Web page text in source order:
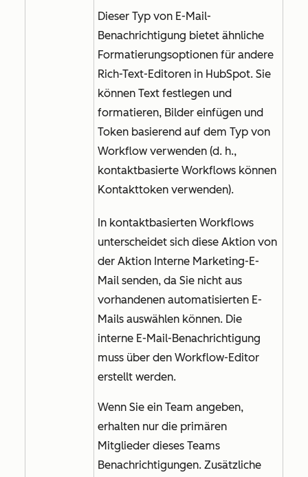
Dieser Typ von E-Mail-
Benachrichtigung bietet ähnliche
Formatierungsoptionen für andere
Rich-Text-Editoren in HubSpot. Sie
können Text festlegen und
formatieren, Bilder einfügen und
Token basierend auf dem Typ von
Workflow verwenden (d. h.,
kontaktbasierte Workflows können
Kontakttoken verwenden).
In kontaktbasierten Workflows
unterscheidet sich diese Aktion von
der Aktion Interne Marketing-E-
Mail senden, da Sie nicht aus
vorhandenen automatisierten E-
Mails auswählen können. Die
interne E-Mail-Benachrichtigung
muss über den Workflow-Editor
erstellt werden.
Wenn Sie ein Team angeben,
erhalten nur die primären
Mitglieder dieses Teams
Benachrichtigungen. Zusätzliche